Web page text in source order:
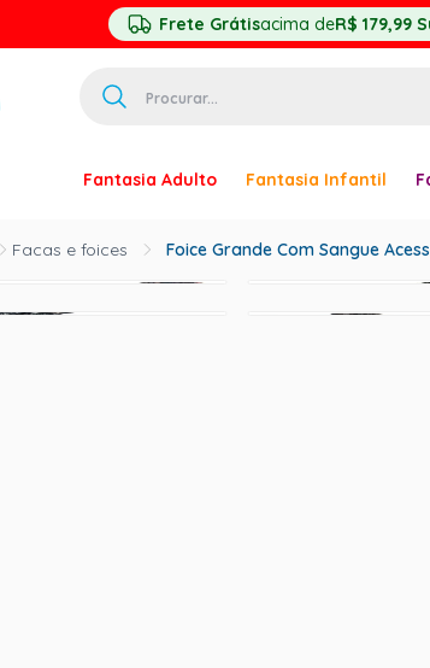
Frete Grátisacima deR$ 179,99
Fantasia Adulto Fantasia Infantil
Facas e foices Foice Grande Com Sangue
2º
princesa
3º
pirata